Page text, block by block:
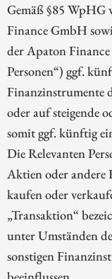
Gemäß §85 WpHG
Finance GmbH
der Apaton
Personen“) ggf.
Finanzinstrumente
oder auf steigende
somit ggf. künftig
Die Relevanten
Aktien oder andere
kaufen oder
„Transaktion“
unter Umständen
sonstigen